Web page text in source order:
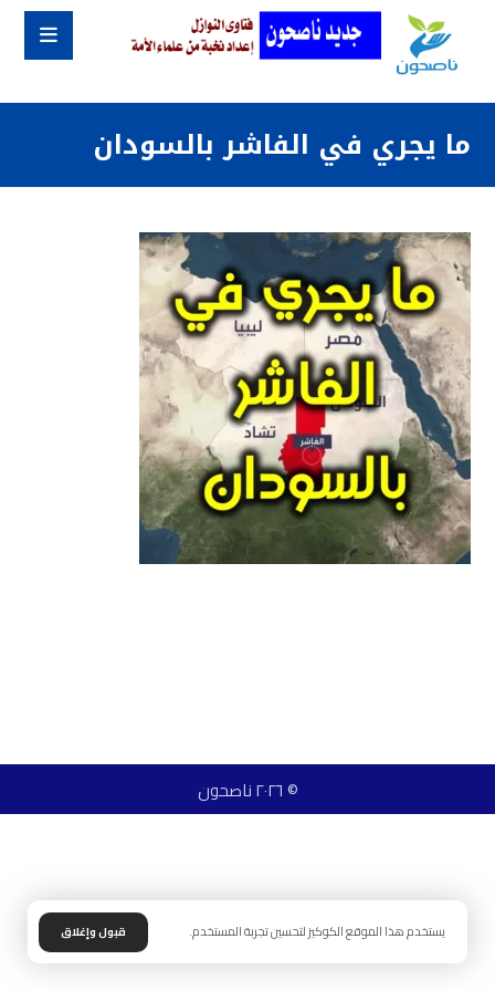
ما يجري في الفاشر بالسودان
© ٢٠٢٦ ناصحون
يستخدم هذا الموقع الكوكيز لتحسين تجربة المستخدم. قبول وإغلاق